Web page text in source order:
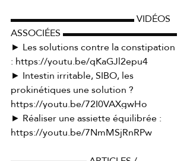
▬▬▬▬▬▬▬▬▬▬▬▬▬ VIDÉOS
ASSOCIÉES ▬▬▬▬▬▬▬▬▬▬▬▬
► Les solutions contre la constipation
: https://youtu.be/qKaGJl2epu4
► Intestin irritable, SIBO, les
prokinétiques une solution ?
https://youtu.be/72I0VAXgwHo
► Réaliser une assiette équilibrée :
https://youtu.be/7NmMSjRnRPw